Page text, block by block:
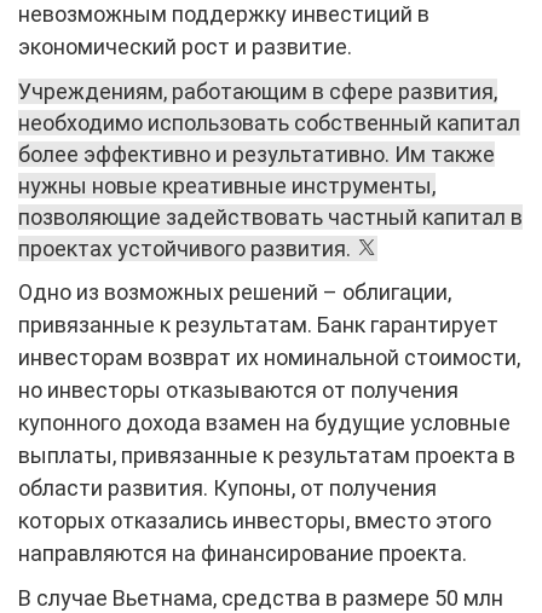
невозможным поддержку инвестиций в
экономический рост и развитие.
Учреждениям, работающим в сфере развития,
необходимо использовать собственный капитал
более эффективно и результативно. Им также
нужны новые креативные инструменты,
позволяющие задействовать частный капитал в
проектах устойчивого развития.
Одно из возможных решений – облигации,
привязанные к результатам. Банк гарантирует
инвесторам возврат их номинальной стоимости,
но инвесторы отказываются от получения
купонного дохода взамен на будущие условные
выплаты, привязанные к результатам проекта в
области развития. Купоны, от получения
которых отказались инвесторы, вместо этого
направляются на финансирование проекта.
В случае Вьетнама, средства в размере 50 млн